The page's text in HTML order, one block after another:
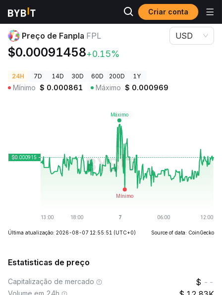
Criar conta
Preços de Criptomoedas Preço de Fanpla FPL
Preço de Fanpla FPL
$0.00091458+0.15%
USD
24H 7D 14D 30D 60D 200D 1Y
Mínimo $ 0.000861 Máximo $ 0.000969
Última atualização: 2026-08-07 12:55:51 (UTC+0) Source of data: CoinGecko
Estatisticas de preço
Capitalização de mercado --
Volume em 24h